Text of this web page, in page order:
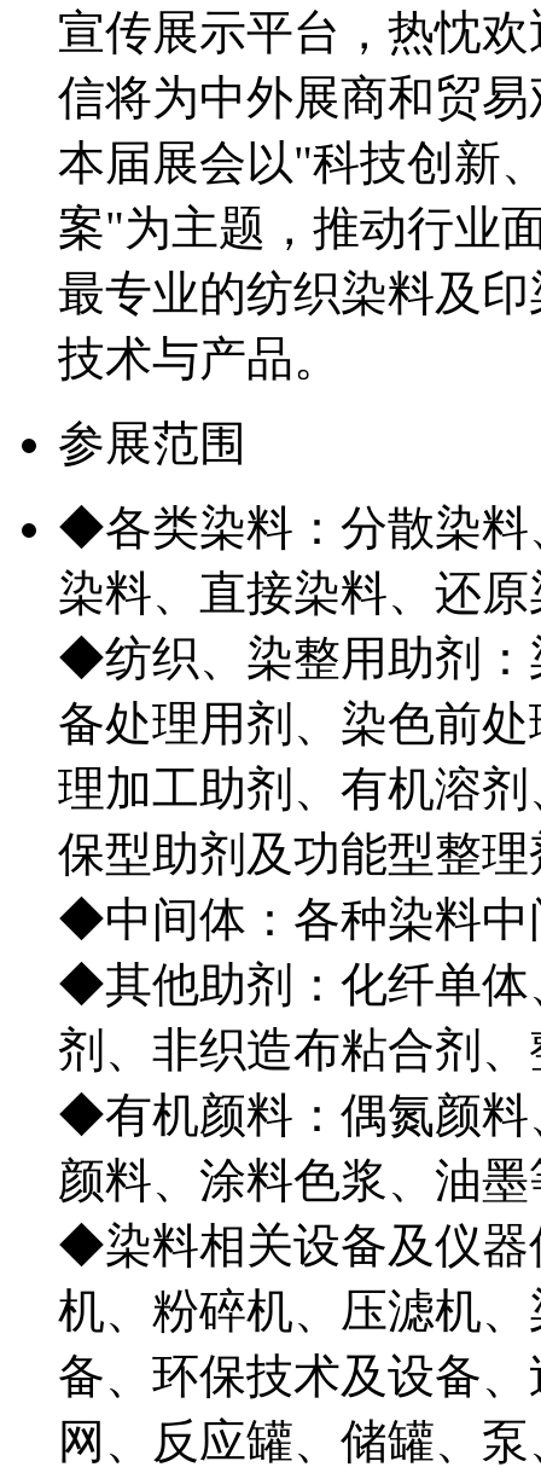
宣传展示平台，热忱
信将为中外展商和贸
本届展会以"科技创新
案"为主题，推动行业
最专业的纺织染料及
技术与产品。
参展范围
◆各类染料：分散染料
染料、直接染料、还
◆纺织、染整用助剂：
备处理用剂、染色前
理加工助剂、有机溶
保型助剂及功能型整
◆中间体：各种染料
◆其他助剂：化纤单体
剂、非织造布粘合剂
◆有机颜料：偶氮颜料
颜料、涂料色浆、
◆染料相关设备及仪器
机、粉碎机、压滤机
备、环保技术及设备
网、反应罐、储罐、